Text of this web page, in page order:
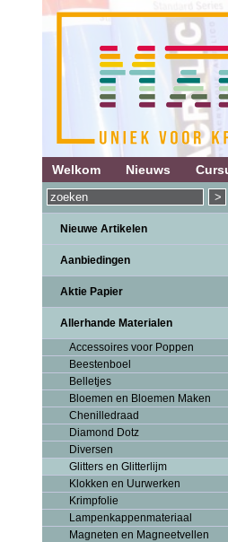
Welkom Nieuws
Nieuwe Artikelen
Aanbiedingen
Aktie Papier
Allerhande Materialen
Accessoires voor Poppen
Beestenboel
Belletjes
Bloemen en Bloemen Maken
Chenilledraad
Diamond Dotz
Diversen
Glitters en Glitterlijm
Klokken en Uurwerken
Krimpfolie
Lampenkappenmateriaal
Magneten en Magneetvellen